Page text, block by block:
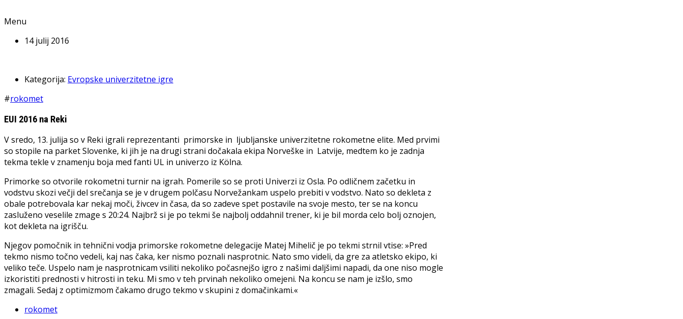
Menu
14 julij 2016
Kategorija: Evropske univerzitetne igre
#rokomet
EUI 2016 na Reki
V sredo, 13. julija so v Reki igrali reprezentanti primorske in ljubljanske univerzitetne rokometne elite. Med prvimi
so stopile na parket Slovenke, ki jih je na drugi strani dočakala ekipa Norveške in Latvije, medtem ko je zadnja
tekma tekle v znamenju boja med fanti UL in univerzo iz Kölna.
Primorke so otvorile rokometni turnir na igrah. Pomerile so se proti Univerzi iz Osla. Po odličnem začetku in
vodstvu skozi večji del srečanja se je v drugem polčasu Norvežankam uspelo prebiti v vodstvo. Nato so dekleta z
obale potrebovala kar nekaj moči, živcev in časa, da so zadeve spet postavile na svoje mesto, ter se na koncu
zasluženo veselile zmage s 20:24. Najbrž si je po tekmi še najbolj oddahnil trener, ki je bil morda celo bolj oznojen,
kot dekleta na igrišču.
Njegov pomočnik in tehnični vodja primorske rokometne delegacije Matej Mihelič je po tekmi strnil vtise: »Pred
tekmo nismo točno vedeli, kaj nas čaka, ker nismo poznali nasprotnic. Nato smo videli, da gre za atletsko ekipo, ki
veliko teče. Uspelo nam je nasprotnicam vsiliti nekoliko počasnejšo igro z našimi daljšimi napadi, da one niso mogle
izkoristiti prednosti v hitrosti in teku. Mi smo v teh prvinah nekoliko omejeni. Na koncu se nam je izšlo, smo
zmagali. Sedaj z optimizmom čakamo drugo tekmo v skupini z domačinkami.«
rokomet